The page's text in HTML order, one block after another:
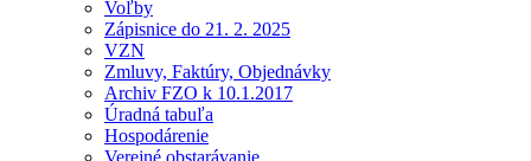
Voľby
Zápisnice do 21. 2. 2025
VZN
Zmluvy, Faktúry, Objednávky
Archiv FZO k 10.1.2017
Úradná tabuľa
Hospodárenie
Verejné obstarávanie